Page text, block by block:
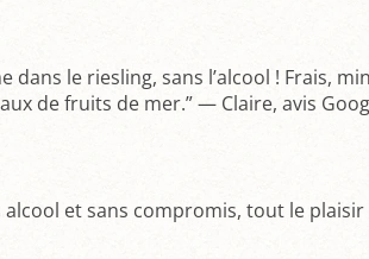
dans le riesling, sans l’alcool ! Frais,
de fruits de mer.” — Claire, avis
et sans compromis, tout le plaisir